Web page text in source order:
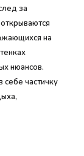
за
на
нюансов.
частичку